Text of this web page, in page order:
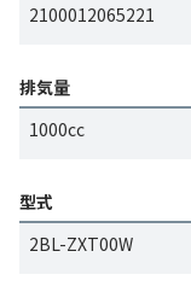
2100012065221
排気量
1000cc
型式
2BL-ZXT00W